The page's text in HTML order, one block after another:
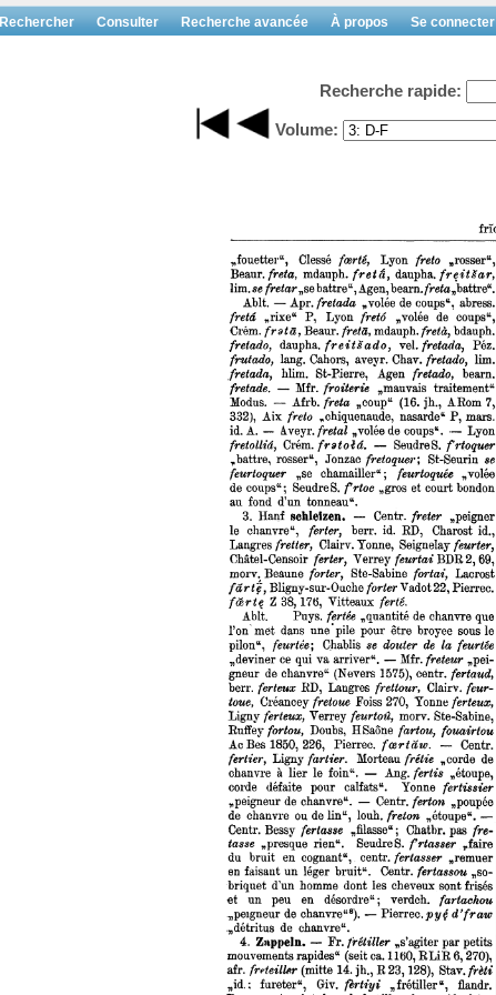
Rechercher Consulter Recherche avancée À propos Se connecter
Recherche rapide:
Volume: